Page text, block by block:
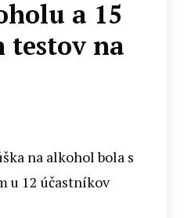
a 15
testov na
na alkohol bola s
u 12 účastníkov